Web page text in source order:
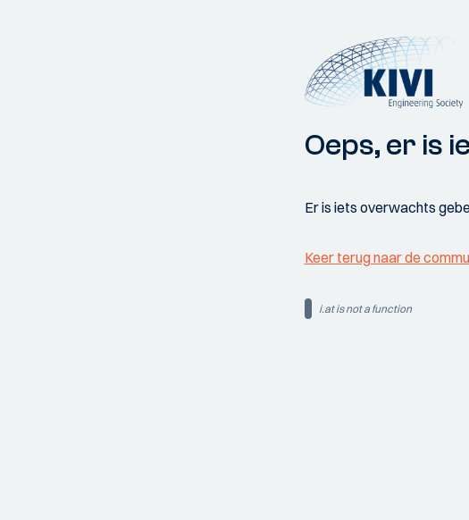
Oeps, er is
Er is iets overwachts
Keer terug naar de
i.at is not a function